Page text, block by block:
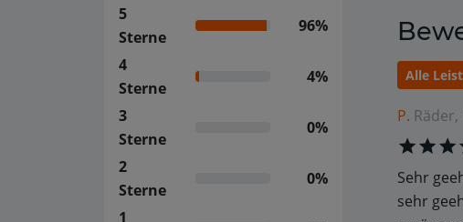
5
Sterne
96%
4
Sterne
4%
3
Sterne
0%
2
Sterne
0%
1
Alle
P. Räder,
Sehr
sehr